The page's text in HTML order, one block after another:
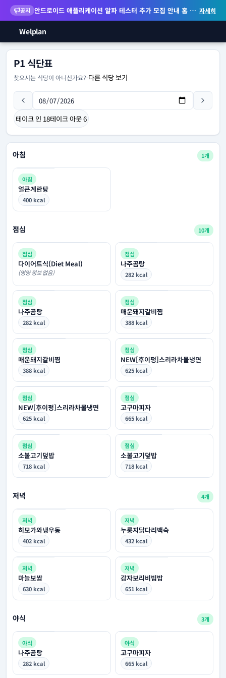
공지 안드로이드 애플리케이션 알파 테스터 추가 모집 안내 홈 화면 위젯 등 지원 자세히
Welplan
P1 식단표
찾으시는 식당이 아니신가요?-다른 식당 보기
테이크 인 18테이크 아웃6
아침 1개
아침
얼큰계란탕
400 kcal
점심 10개
점심
다이어트식(Diet Meal)
(영양 정보 없음)
점심
나주곰탕
282 kcal
점심
나주곰탕
282 kcal
점심
매운돼지갈비찜
388 kcal
점심
매운돼지갈비찜
388 kcal
점심
NEW[후이펑]스리라차물냉면
625 kcal
점심
NEW[후이펑]스리라차물냉면
625 kcal
점심
고구마피자
665 kcal
점심
소불고기덮밥
718 kcal
점심
소불고기덮밥
718 kcal
저녁 4개
저녁
히모가와냉우동
402 kcal
저녁
누룽지닭다리백숙
432 kcal
저녁
마늘보쌈
630 kcal
저녁
감자보리비빔밥
651 kcal
야식 3개
야식
나주곰탕
282 kcal
야식
고구마피자
665 kcal